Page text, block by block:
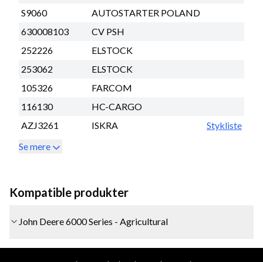
S9060
AUTOSTARTER POLAND
630008103
CV PSH
252226
ELSTOCK
253062
ELSTOCK
105326
FARCOM
116130
HC-CARGO
AZJ3261
ISKRA
Stykliste
Se mere
Kompatible produkter
John Deere 6000 Series - Agricultural